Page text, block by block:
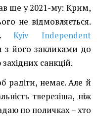
ще у 2021-му: Крим,
не відмовляється.
Kyiv Independent
з його закликами до
санкцій.
радіти, немає. Але й
тверезіша, ніж
по поличках – хто